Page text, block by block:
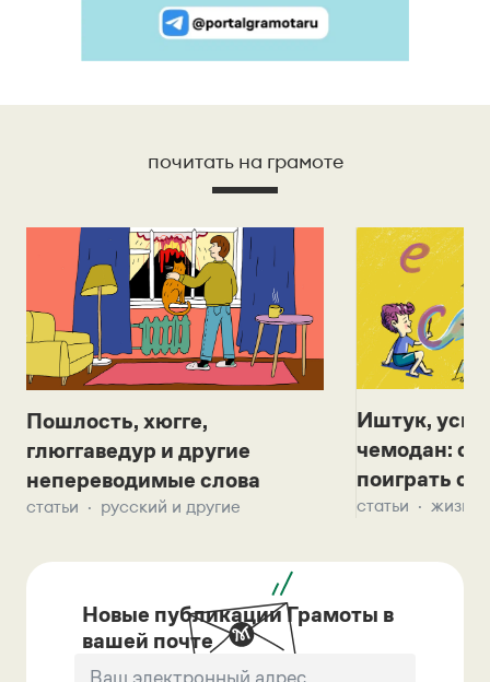
почитать на грамоте
Пошлость, хюгге,
глюггаведур и другие
непереводимые слова
статьи русский и другие
Иштук,
чемодан:
поиграть с
статьи жизнь
Новые публикации Грамоты в
вашей почте